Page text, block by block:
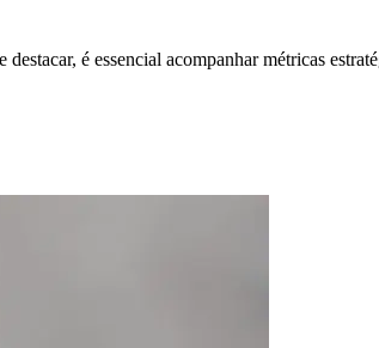
é essencial acompanhar métricas